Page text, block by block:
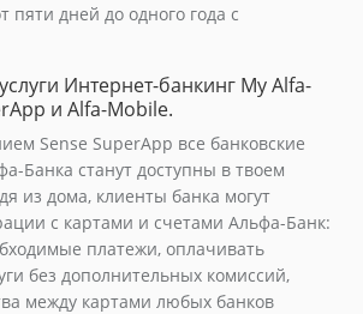
пяти дней до одного года с
Интернет-банкинг My Alfa-
и Alfa-Mobile.
Sense SuperApp все банковские
Банка станут доступны в твоем
из дома, клиенты банка могут
с картами и счетами Альфа-Банк:
платежи, оплачивать
без дополнительных комиссий,
между картами любых банков